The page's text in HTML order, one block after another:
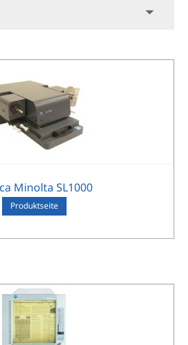
Minolta SL1000
Pro­dukt­sei­te